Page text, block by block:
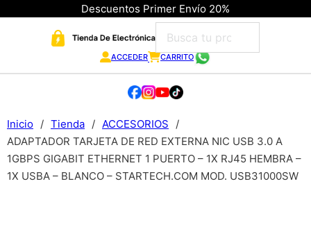
Descuentos Primer Envío 20%
ACCEDER CARRITO
Inicio / Tienda / ACCESORIOS
/
ADAPTADOR TARJETA DE RED EXTERNA NIC USB 3.0 A
1GBPS GIGABIT ETHERNET 1 PUERTO – 1X RJ45 HEMBRA –
1X USBA – BLANCO – STARTECH.COM MOD. USB31000SW